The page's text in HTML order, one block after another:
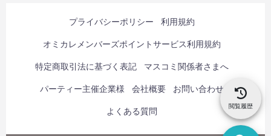
閲覧履歴
プライバシーポリシー 利用規約
オミカレメンバーズポイントサービス利用規約
特定商取引法に基づく表記 マスコミ関係者さまへ
パーティー主催企業様 会社概要 お問い合わせ
よくある質問